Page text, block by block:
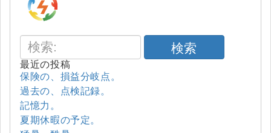
検索
最近の投稿
保険の、損益分岐点。
過去の、点検記録。
記憶力。
夏期休暇の予定。